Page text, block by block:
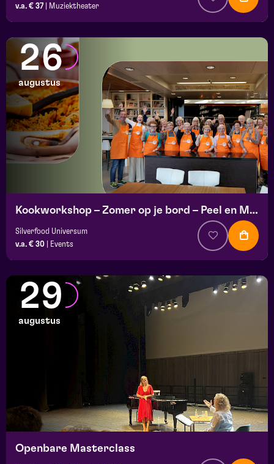
v.a. € 37
Muziektheater
26
augustus
Kookworkshop – Zomer op je bord – Peel en Maas
Silverfood Universum
v.a. € 30
Events
29
augustus
Openbare Masterclass